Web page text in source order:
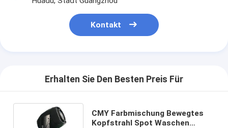
Kontakt
Erhalten Sie Den Besten Preis Für
CMY Farbmischung Bewegtes
Kopfstrahl Spot Waschen